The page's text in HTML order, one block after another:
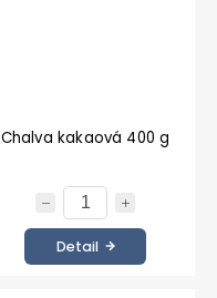
Chalva kakaová 400 g
Detail